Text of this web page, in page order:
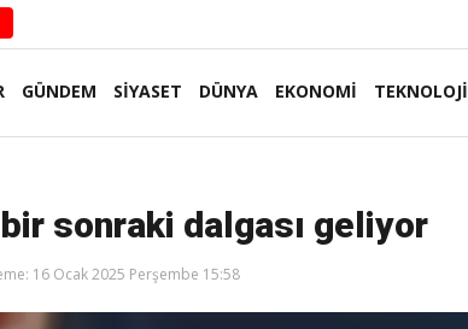
GÜNDEM SİYASET DÜNYA EKONOMİ TEKNOLOJİ
sonraki dalgası geliyor
16 Ocak 2025 Perşembe 15:58